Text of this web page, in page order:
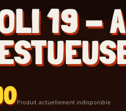
19 -
Produit actuellement indisponible